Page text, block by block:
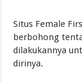
Situs Female
berbohong
dilakukannya
dirinya.